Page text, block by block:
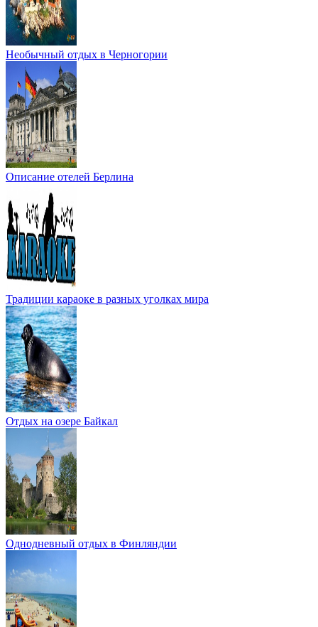
Необычный отдых в Черногории
Описание отелей Берлина
Традиции караоке в разных уголках мира
Отдых на озере Байкал
Однодневный отдых в Финляндии